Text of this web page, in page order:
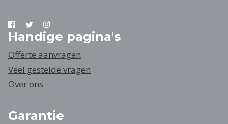
Handige pagina's
Offerte aanvragen
Veel gestelde vragen
Over ons
Garantie